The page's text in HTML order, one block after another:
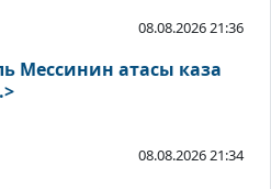
08.08.2026 21:36
Мессинин атасы каза
08.08.2026 21:34